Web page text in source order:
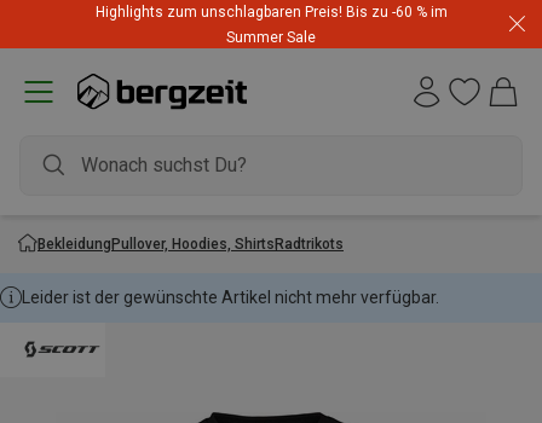
Highlights zum unschlagbaren Preis! Bis zu -60 % im
Summer Sale
BekleidungPullover, Hoodies, ShirtsRadtrikots
Leider ist der gewünschte Artikel nicht mehr verfügbar.